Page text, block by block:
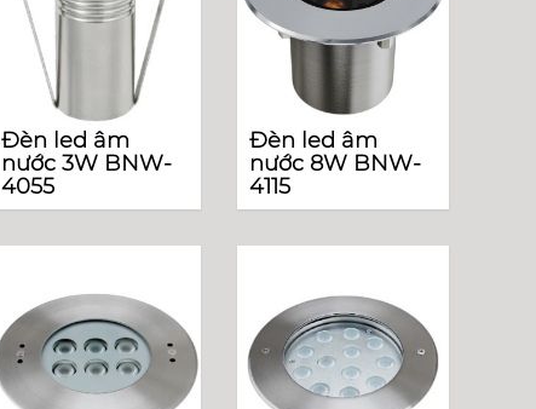
Đèn led âm
nước 3W BNW-
4055
Đèn led âm
nước 8W BNW-
4115